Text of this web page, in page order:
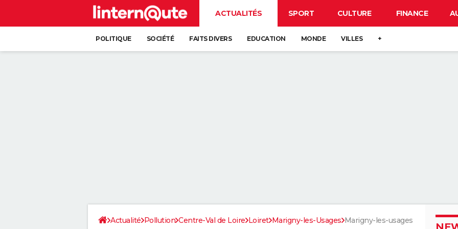
ACTUALITÉS SPORT CULTURE FINANCE
POLITIQUE SOCIÉTÉ FAITS DIVERS EDUCATION MONDE VILLES +
Actualité Pollution Centre-Val de Loire Loiret Marigny-les-Usages Marigny-les-usages